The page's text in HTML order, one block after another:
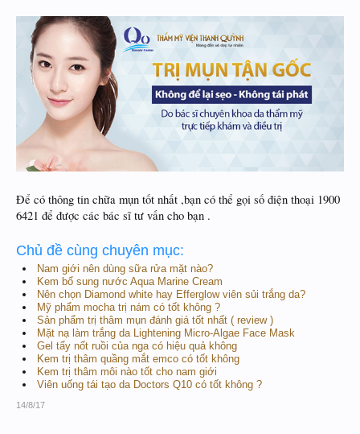
Để có thông tin chữa mụn tốt nhất ,bạn có thể gọi số điện thoại 1900
6421 để được các bác sĩ tư vấn cho bạn .
Chủ đề cùng chuyên mục:
Nam giới nên dùng sữa rửa mặt nào?
Kem bổ sung nước Aqua Marine Cream
Nên chọn Diamond white hay Efferglow viên sủi trắng da?
Mỹ phẩm mocha trị nám có tốt không ?
Sản phẩm trị thâm mụn đánh giá tốt nhất ( review )
Mặt nạ làm trắng da Lightening Micro-Algae Face Mask
Gel tẩy nốt ruồi của nga có hiệu quả không
Kem trị thâm quầng mắt emco có tốt không
Kem trị thâm môi nào tốt cho nam giới
Viên uống tái tạo da Doctors Q10 có tốt không ?
14/8/17